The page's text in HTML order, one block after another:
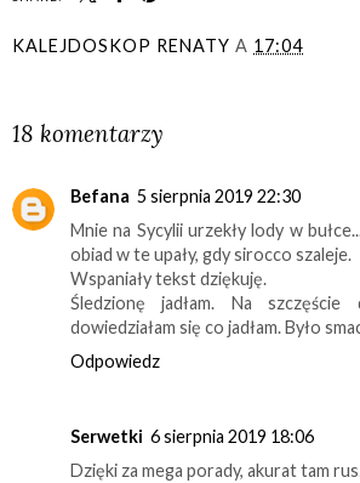
KALEJDOSKOP RENATY A 17:04
18 komentarzy
Befana 5 sierpnia 2019 22:30
Mnie na Sycylii urzekły lody w
obiad w te upały, gdy sirocco szaleje.
Wspaniały tekst dziękuję.
Śledzionę jadłam. Na
dowiedziałam się co jadłam. Było
Odpowiedz
Serwetki 6 sierpnia 2019 18:06
Dzięki za mega porady, akurat tam